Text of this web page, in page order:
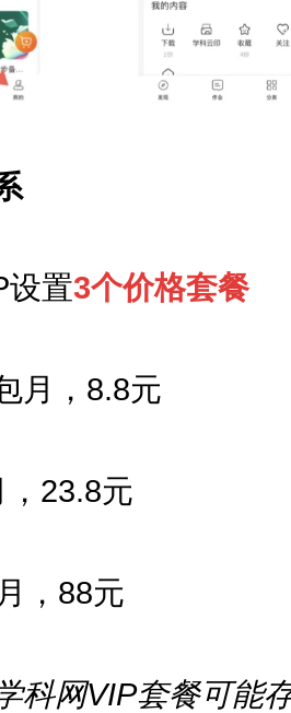
设置3个价格套餐
月，8.8元
23.8元
，88元
科网VIP套餐可能